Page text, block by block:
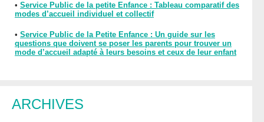
• Service Public de la petite Enfance : Tableau comparatif des
modes d’accueil individuel et collectif
• Service Public de la Petite Enfance : Un guide sur les
questions que doivent se poser les parents pour trouver un
mode d’accueil adapté à leurs besoins et ceux de leur enfant
ARCHIVES